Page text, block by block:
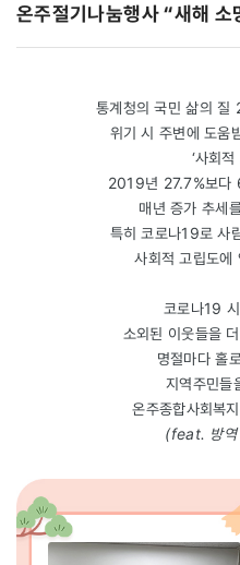
온주절기나눔행사 “새해
통계청의 국민 삶의 질
위기 시 주변에 도움
‘사회
2019년 27.7%보다
매년 증가 추세
특히 코로나19로 사
사회적 고립도에
코로나19
소외된 이웃들을
명절마다 홀
지역주민들
온주종합사회복
(feat. 방역